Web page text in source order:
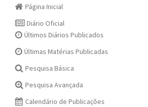
Página Inicial
Diário Oficial
Últimos Diários Publicados
Últimas Matérias Publicadas
Pesquisa Básica
Pesquisa Avançada
Calendário de Publicações